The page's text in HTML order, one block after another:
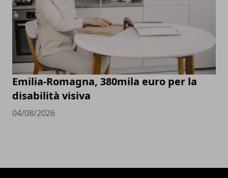
Emilia-Romagna, 380mila euro per la
disabilità visiva
04/08/2026